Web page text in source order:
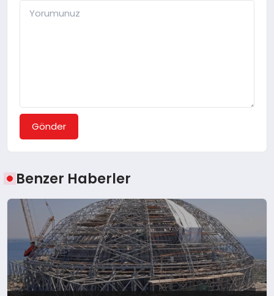
Gönder
Benzer Haberler